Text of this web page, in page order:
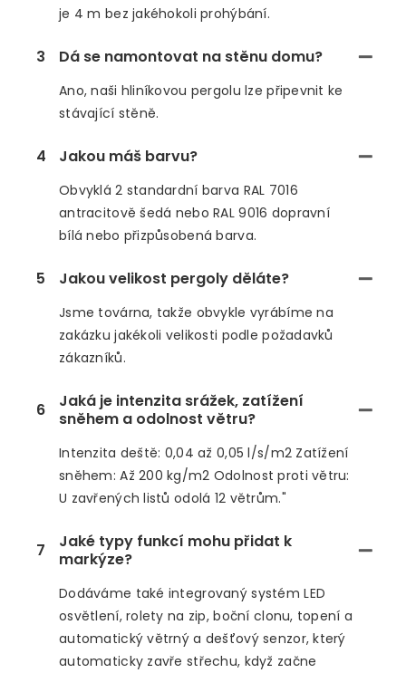
je 4 m bez jakéhokoli prohýbání.
3 Dá se namontovat na stěnu domu?
Ano, naši hliníkovou pergolu lze připevnit ke
stávající stěně.
4 Jakou máš barvu?
Obvyklá 2 standardní barva RAL 7016
antracitově šedá nebo RAL 9016 dopravní
bílá nebo přizpůsobená barva.
5 Jakou velikost pergoly děláte?
Jsme továrna, takže obvykle vyrábíme na
zakázku jakékoli velikosti podle požadavků
zákazníků.
6
Jaká je intenzita srážek, zatížení
sněhem a odolnost větru?
Intenzita deště: 0,04 až 0,05 l/s/m2 Zatížení
sněhem: Až 200 kg/m2 Odolnost proti větru:
U zavřených listů odolá 12 větrům."
7
Jaké typy funkcí mohu přidat k
markýze?
Dodáváme také integrovaný systém LED
osvětlení, rolety na zip, boční clonu, topení a
automatický větrný a dešťový senzor, který
automaticky zavře střechu, když začne